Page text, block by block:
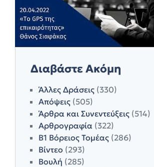
Διαβάστε Ακόμη
Άλλες Δράσεις (330)
Απόψεις (505)
Άρθρα και Συνεντεύξεις (514)
Αρθρογραφία (322)
Β1 Βόρειος Τομέας (286)
Βίντεο (293)
Βουλή (285)